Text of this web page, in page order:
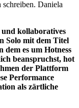
Daniela
kollaboratives
Solo mit dem Titel
dem es um Hotness
beanspruchst, hot
der Plattform
Performance
als zärtliche